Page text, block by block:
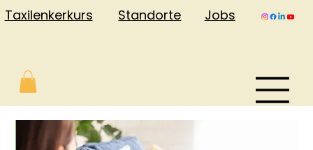
Taxilenkerkurs Standorte Jobs